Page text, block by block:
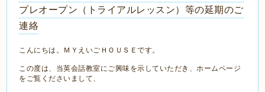
プレオープン（トライアルレッスン）等の延期のご
連絡
こんにちは。ＭＹえいごＨＯＵＳＥです。
この度は、当英会話教室にご興味を示していただき、ホームページ
をご覧くださいまして、